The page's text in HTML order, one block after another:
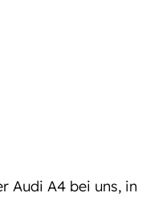
Audi A4 bei uns,